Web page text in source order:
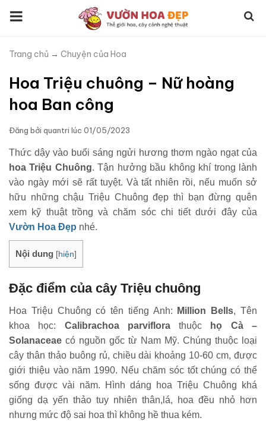
Trang chủ → Chuyện của Hoa
Hoa Triệu chuông – Nữ hoàng
hoa Ban công
Đăng bởi quantri lúc 01/05/2023
Thức dậy vào buổi sáng ngửi hương thơm ngào ngạt của
hoa Triệu Chuông. Tận hưởng bầu không khí trong lành
vào ngày mới sẽ rất tuyệt. Và tất nhiên rồi, nếu muốn sở
hữu những chậu Triệu Chuông đẹp thì bạn đừng quên
xem kỹ thuật trồng và chăm sóc chi tiết dưới đây của
Vườn Hoa Đẹp nhé.
Nội dung [hiện]
Đặc điểm của cây Triệu chuông
Hoa Triệu Chuông có tên tiếng Anh: Million Bells, Tên
khoa học: Calibrachoa parviflorathuộc họ Cà –
Solanaceae có nguồn gốc từ Nam Mỹ. Chúng thuộc loại
cây thân thảo buông rủ, chiều dài khoảng 10-60 cm, được
giới thiệu vào năm 1990. Nếu chăm sóc tốt chúng có thể
sống được vài năm. Hình dáng hoa Triệu Chuông khá
giống dạ yến thảo tuy nhiên thân,lá, hoa đều nhỏ hơn
nhưng mức độ sai hoa thì không hề thua kém.